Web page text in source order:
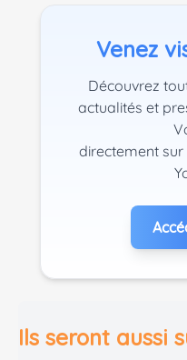
Venez
Découvrez
actualités et
directement
Ils seront aussi